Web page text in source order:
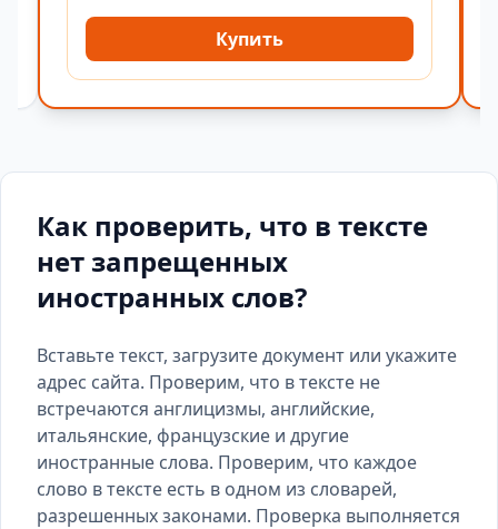
Купить
Как проверить, что в тексте
нет запрещенных
иностранных слов?
Вставьте текст, загрузите документ или укажите
адрес сайта. Проверим, что в тексте не
встречаются англицизмы, английские,
итальянские, французские и другие
иностранные слова. Проверим, что каждое
слово в тексте есть в одном из словарей,
разрешенных законами. Проверка выполняется